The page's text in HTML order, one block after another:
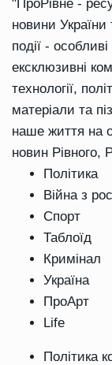
"ПроРівне -
новини України
події -
ексклюзивні
технології,
матеріали та
наше життя на
новин Рівного,
Політика
Війна з
Спорт
Таблоїд
Кримінал
Україна
ПроАрт
Life
Політика